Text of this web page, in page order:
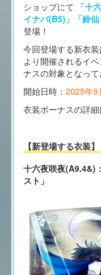
ショップにて
「十
イナバ(B5)」「鈴
登場！
今回登場する新衣
より開催されるイ
ナスの対象となって
開始日時： 2025年9
衣装ボーナスの詳
【新登場する衣装】
十六夜咲夜(A9.4&)
スト」